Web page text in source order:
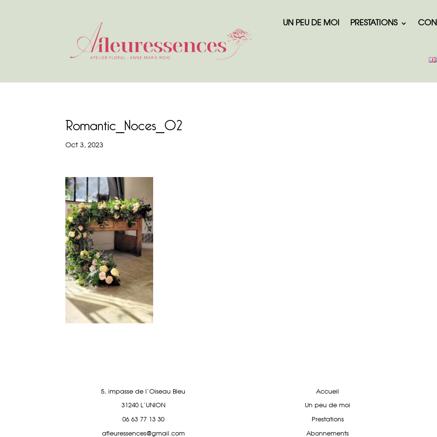
UN PEU DE MOI PRESTATIONS
Romantic_Noces_02
Oct 3, 2023
5, impasse de l'Oiseau Bleu
31240 L'UNION
06 63 77 13 30
afleuressences@gmail.com
Accueil
Un peu de moi
Prestations
Abonnements